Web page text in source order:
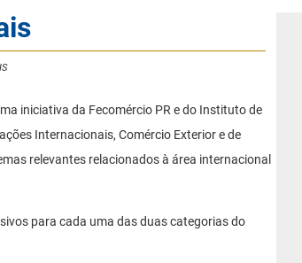
iniciativa da Fecomércio PR e do Instituto de
Internacionais, Comércio Exterior e de
relevantes relacionados à área internacional
para cada uma das duas categorias do